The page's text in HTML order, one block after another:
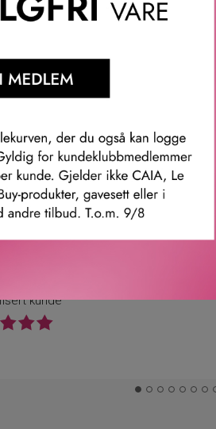
og plumping effekt for
gir en intens wet-look finish. Den
om oss
kunde